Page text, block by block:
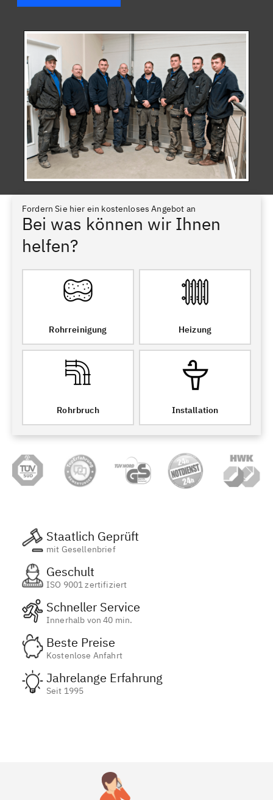
Fordern Sie hier ein kostenloses Angebot an
Bei was können wir Ihnen
helfen?
Rohrreinigung Heizung
Rohrbruch Installation
Staatlich Geprüft
mit Gesellenbrief
Geschult
ISO 9001 zertifiziert
Schneller Service
Innerhalb von 40 min.
Beste Preise
Kostenlose Anfahrt
Jahrelange Erfahrung
Seit 1995